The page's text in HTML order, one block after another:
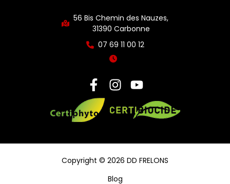
56 Bis Chemin des Nauzes,
31390 Carbonne
07 69 11 00 12
Copyright © 2026 DD FRELONS
Blog